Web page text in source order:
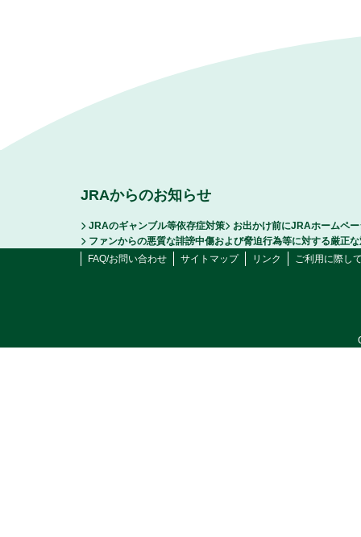
JRAからのお知らせ
JRAのギャンブル等依存症対策
お出かけ前にJRAホームペ
ファンからの悪質な誹謗中傷および脅迫行為等に対する厳正
FAQ/お問い合わせ
サイトマップ リンク ご利用に際し